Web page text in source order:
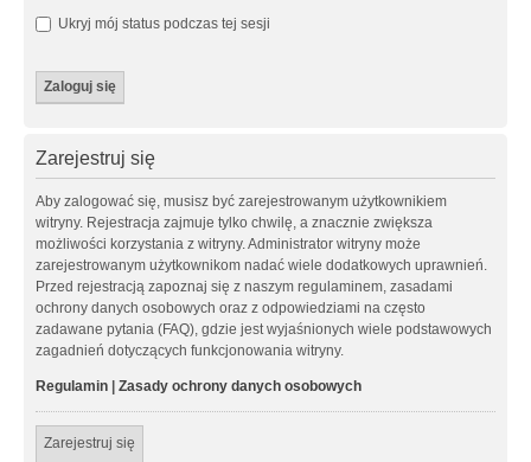
Ukryj mój status podczas tej sesji
Zarejestruj się
Aby zalogować się, musisz być zarejestrowanym użytkownikiem
witryny. Rejestracja zajmuje tylko chwilę, a znacznie zwiększa
możliwości korzystania z witryny. Administrator witryny może
zarejestrowanym użytkownikom nadać wiele dodatkowych uprawnień.
Przed rejestracją zapoznaj się z naszym regulaminem, zasadami
ochrony danych osobowych oraz z odpowiedziami na często
zadawane pytania (FAQ), gdzie jest wyjaśnionych wiele podstawowych
zagadnień dotyczących funkcjonowania witryny.
Regulamin | Zasady ochrony danych osobowych
Zarejestruj się